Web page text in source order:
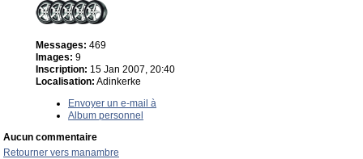
Messages: 469
Images: 9
Inscription: 15 Jan 2007, 20:40
Localisation: Adinkerke
Envoyer un e-mail à
Album personnel
Aucun commentaire
Retourner vers manambre